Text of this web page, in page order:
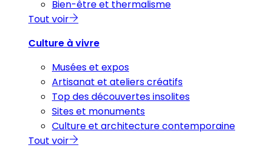
Bien-être et thermalisme
Tout voir
Culture à vivre
Musées et expos
Artisanat et ateliers créatifs
Top des découvertes insolites
Sites et monuments
Culture et architecture contemporaine
Tout voir